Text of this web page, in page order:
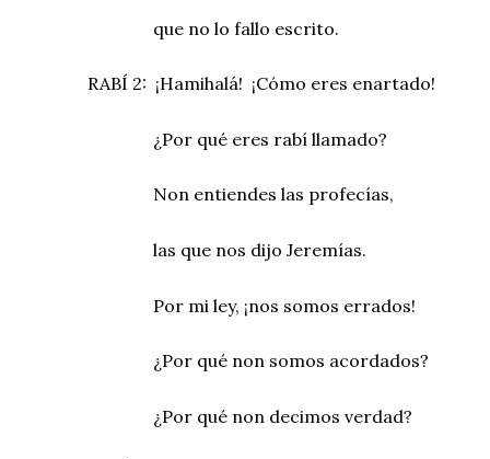
que no lo fallo escrito.
RABÍ 2: ¡Hamihalá! ¡Cómo eres enartado!
¿Por qué eres rabí llamado?
Non entiendes las profecías,
las que nos dijo Jeremías.
Por mi ley, ¡nos somos errados!
¿Por qué non somos acordados?
¿Por qué non decimos verdad?